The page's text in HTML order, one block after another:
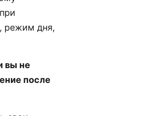
режим дня,
вы не
после